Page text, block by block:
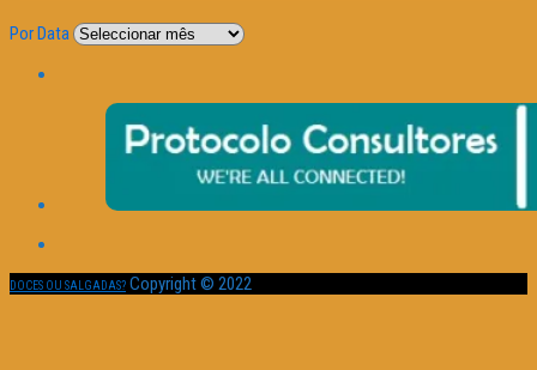
Por Data
DOCES OU SALGADAS? Copyright © 2022